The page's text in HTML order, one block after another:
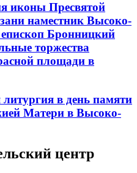
иконы Пресвятой
наместник Высоко-
Бронницкий
торжества
площади в
в день памяти
Матери в Высоко-
центр